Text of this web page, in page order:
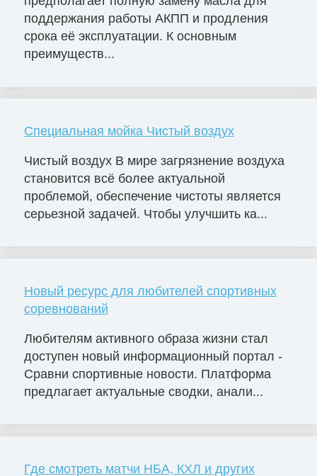
поддержания работы АКПП и продления
срока её эксплуатации. К основным
преимуществ...
Специальная мойка Чистый воздух
Чистый воздух В мире загрязнение воздуха
становится всё более актуальной
проблемой, обеспечение чистоты является
серьезной задачей. Чтобы улучшить ка...
Новый ресурс для любителей спортивных
соревнований
Любителям активного образа жизни стал
доступен новый информационный портал -
Сравни спортивные новости. Платформа
предлагает актуальные сводки, анали...
Где смотреть матчи НБА, КХЛ и других